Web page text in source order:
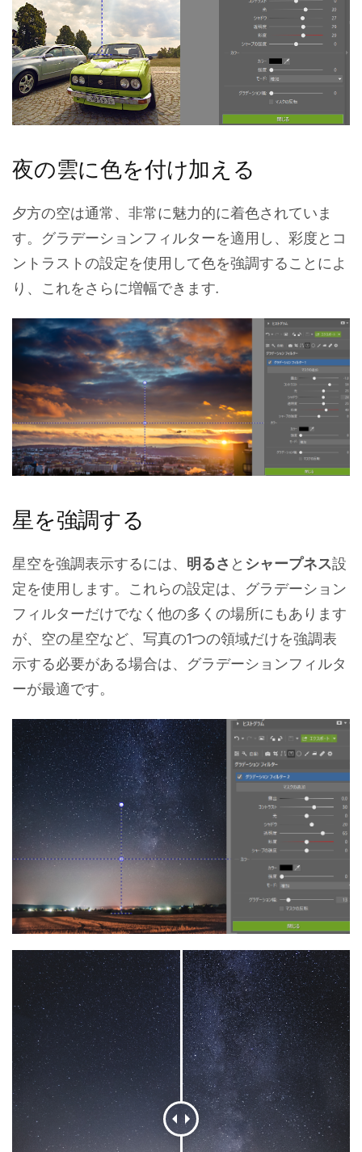
夜の雲に色を付け加える
夕方の空は通常、非常に魅力的に着色されていま
す。グラデーションフィルターを適用し、彩度とコ
ントラストの設定を使用して色を強調することによ
り、これをさらに増幅できます.
星を強調する
星空を強調表示するには、 明るさ と シャープネス設
定を使用します。これらの設定は、グラデーション
フィルターだけでなく他の多くの場所にもあります
が、空の星空など、写真の1つの領域だけを強調表
示する必要がある場合は、グラデーションフィルタ
ーが最適です。